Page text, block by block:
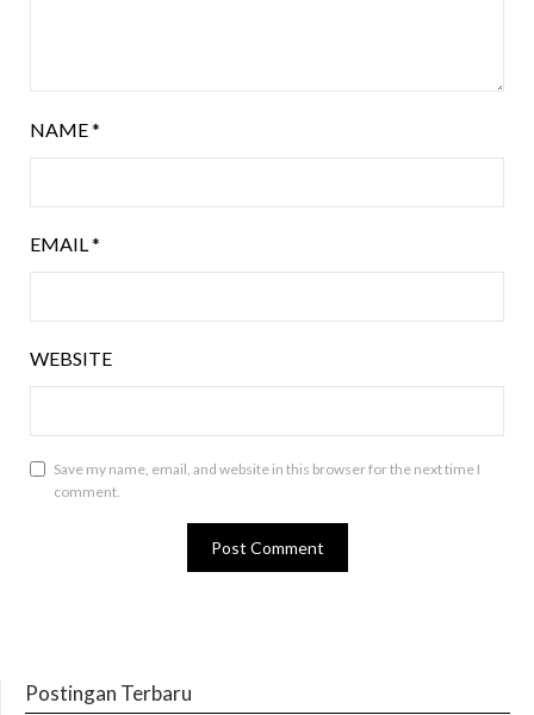
NAME*
EMAIL*
WEBSITE
Save my name, email, and website in this browser for the next time I
comment.
Postingan Terbaru